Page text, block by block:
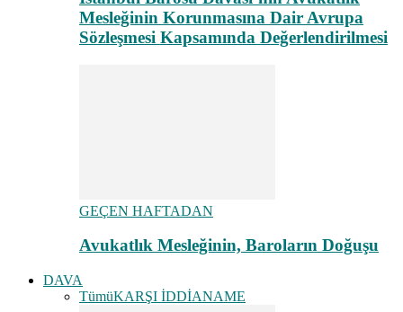
Mesleğinin Korunmasına Dair Avrupa
Sözleşmesi Kapsamında Değerlendirilmesi
GEÇEN HAFTADAN
Avukatlık Mesleğinin, Baroların Doğuşu
DAVA
TümüKARŞI İDDİANAME